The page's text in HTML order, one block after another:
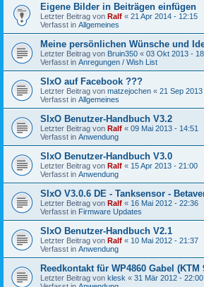
Eigene Bilder in Beiträgen einfügen
Letzter Beitrag von Ralf « 21 Apr 2014 - 12:15
Verfasst in Allgemeines
Meine persönlichen Wünsche und
Letzter Beitrag von Bruin350 « 03 Okt 2013 -
Verfasst in Anregungen / Wish List
SIxO auf Facebook ???
Letzter Beitrag von matzejochen « 21 Sep 2013
Verfasst in Allgemeines
SIxO Benutzer-Handbuch V3.2
Letzter Beitrag von Ralf « 09 Mai 2013 - 14:51
Verfasst in Anwendung
SIxO Benutzer-Handbuch V3.0
Letzter Beitrag von Ralf « 15 Apr 2013 - 21:00
Verfasst in Anwendung
SIxO V3.0.6 DE - Tanksensor -
Letzter Beitrag von Ralf « 16 Mai 2012 - 22:36
Verfasst in Firmware Updates
SIxO Benutzer-Handbuch V2.1
Letzter Beitrag von Ralf « 10 Mai 2012 - 21:37
Verfasst in Anwendung
Reedkontakt für WP4860 Gabel (KTM
Letzter Beitrag von klesk « 31 Mär 2012 - 22:00